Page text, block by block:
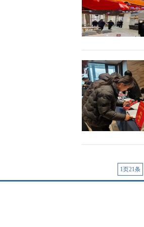
1页21条